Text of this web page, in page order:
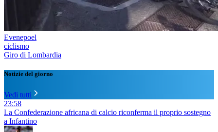
Evenepoel
ciclismo
Giro di Lombardia
Notizie del giorno
Vedi tutti
23:58
La Confederazione africana di calcio riconferma il proprio sostegno
a Infantino